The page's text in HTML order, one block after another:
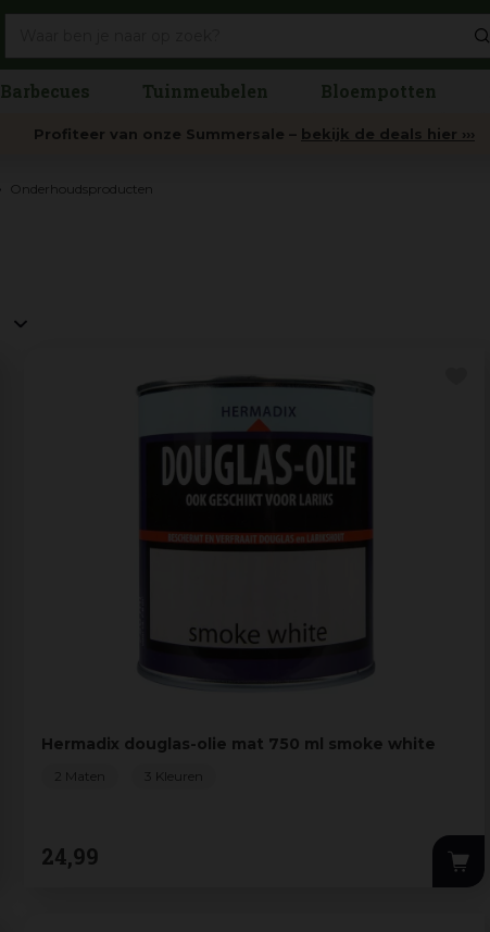
Onderhoudsproducten
Barbecues Tuinmeubelen Bloempotten
Profiteer van onze Summersale – bekijk de deals hier ›››
Hermadix douglas-olie mat 750 ml smoke white
24,99
2 Maten 3 Kleuren